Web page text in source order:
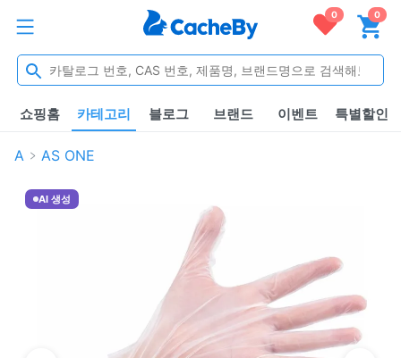
0 0
쇼핑홈 카테고리 블로그 브랜드 이벤트 특별할인
A AS ONE
AI 생성